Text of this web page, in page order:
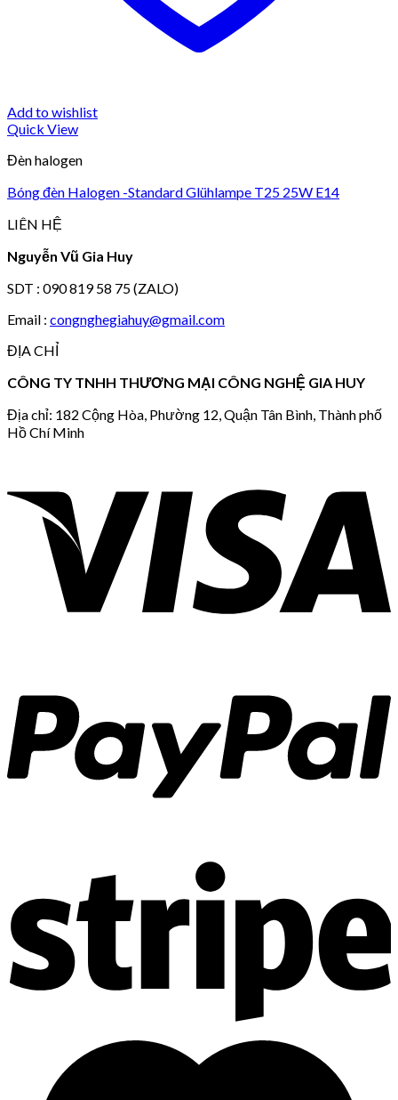
Add to wishlist
Quick View
Đèn halogen
Bóng đèn Halogen -Standard Glühlampe T25 25W E14
LIÊN HỆ
Nguyễn Vũ Gia Huy
SDT : 090 819 58 75 (ZALO)
Email : congnghegiahuy@gmail.com
ĐỊA CHỈ
CÔNG TY TNHH THƯƠNG MẠI CÔNG NGHỆ GIA HUY
Địa chỉ: 182 Cộng Hòa, Phường 12, Quận Tân Bình, Thành phố
Hồ Chí Minh